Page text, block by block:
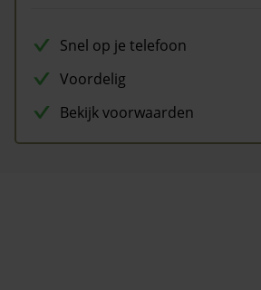
Snel op je telefoon
Voordelig
Bekijk voorwaarden